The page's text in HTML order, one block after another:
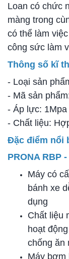
Loan có chức
màng trong
có thể làm
công sức làm
Thông số kĩ
- Loại sản
- Mã sản
- Áp lực: 1Mpa
- Chất liệu:
Đặc điểm nổi
PRONA RBP -
Máy có
bánh xe
dụng
Chất liệu
hoạt
chống ăn
Máy bơm